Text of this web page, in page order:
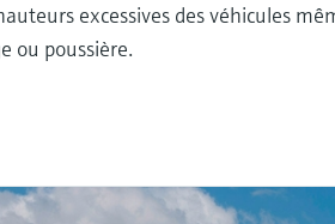
excessives des véhicules
ou poussière.